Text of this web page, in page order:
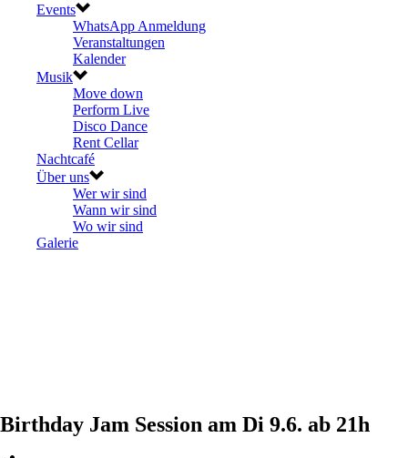
Events
WhatsApp Anmeldung
Veranstaltungen
Kalender
Musik
Move down
Perform Live
Disco Dance
Rent Cellar
Nachtcafé
Über uns
Wer wir sind
Wann wir sind
Wo wir sind
Galerie
Birthday Jam Session am Di 9.6. ab 21h